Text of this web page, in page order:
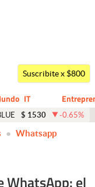
Suscribite x $800
IT
Business
$ 1530 -0.65%
Whatsapp
WhatsApp: el